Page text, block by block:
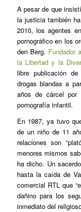
A pesar de que
la justicia también
2010, los agentes
pornográfico en los
den Berg. Fundador
la Libertad y la
libre publicación
drogas blandas a
años de cárcel por
pornografía infantil.
En 1987, ya tuvo
de un niño de 11
relaciones son
menores mismos
ha dicho. Un
hasta la caída de
comercial RTL que
dañino para los
inmediato del